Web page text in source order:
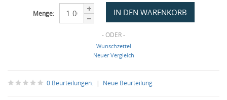
Menge:
- ODER -
Wunschzettel
Neuer Vergleich
0 Beurteilungen. | Neue Beurteilung